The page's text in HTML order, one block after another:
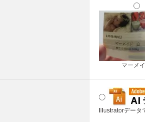
マーメ
Illustratorデータ